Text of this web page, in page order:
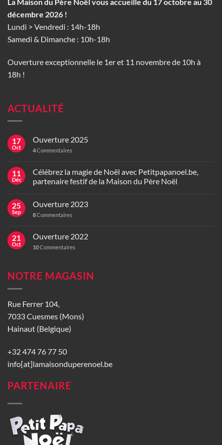
décembre 2026 !
Lundi > Vendredi : 14h-18h
Samedi & Dimanche : 10h-18h
Ouverture exceptionnelle le 1er et 11 novembre de 10h à
18h !
ACTUALITÉ
17
Oct
Ouverture 2025
4Commentaires
11
Déc
Célébrez la magie de Noël avec Petitpapanoel.be,
partenaire festif de la Maison du Père Noël
25
Sep
Ouverture 2023
8Commentaires
21
Oct
Ouverture 2022
10Commentaires
NOTRE MAGASIN
Rue Ferrer 104,
7033 Cuesmes (Mons)
Hainaut (Belgique)
+32 474 76 77 50
info[at]lamaisonduperenoel.be
PARTENAIRE